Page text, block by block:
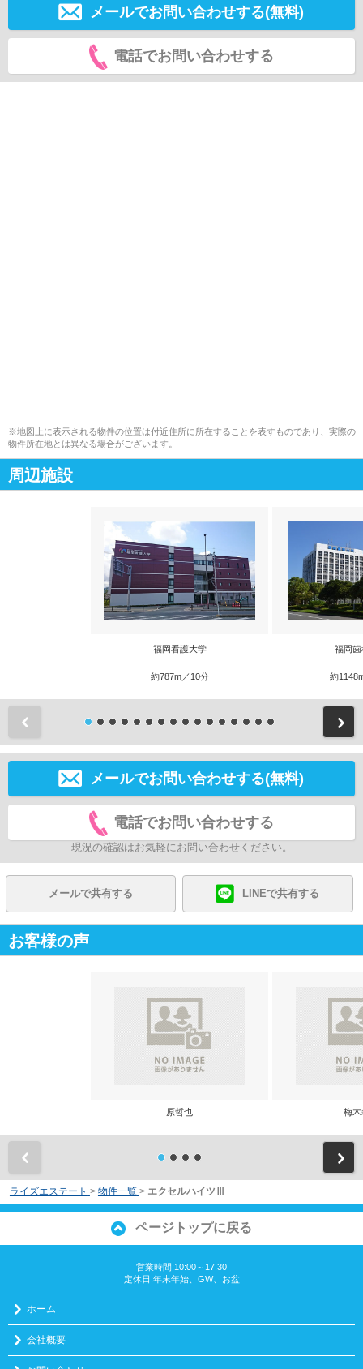
メールでお問い合わせする(無料)
電話でお問い合わせする
※地図上に表示される物件の位置は付近住所に所在することを表すものであり、実際の
物件所在地とは異なる場合がございます。
周辺施設
福岡看護大学
約787m／10分
福岡歯
約
メールでお問い合わせする(無料)
電話でお問い合わせする
現況の確認はお気軽にお問い合わせください。
メールで共有する LINEで共有する
お客様の声
原哲也 梅木
ライズエステート > 物件一覧 > エクセルハイツⅢ
ページトップに戻る
営業時間:10:00～17:30
定休日:年末年始、GW、お盆
ホーム
会社概要